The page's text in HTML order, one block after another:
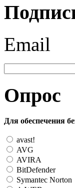
Email
Опрос
Для обеспечения
avast!
AVG
AVIRA
BitDefender
Symantec Norton